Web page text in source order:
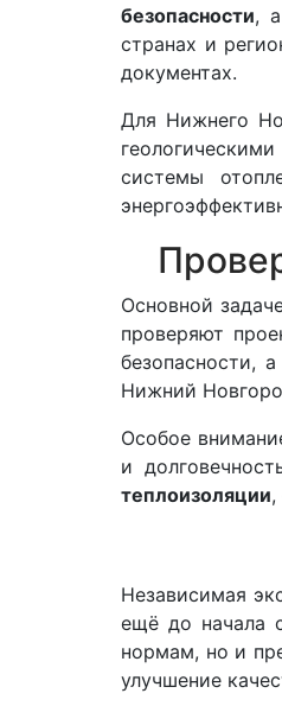
безопасности,
странах и
документах.
Для Нижнего
системы
Основной
проверяют
безопасности,
Нижний
Особое
и
теплоизоляции,
Независимая
ещё до начала
нормам, но и
улучшение